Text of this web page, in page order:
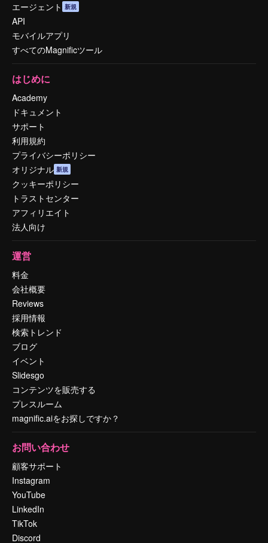
エージェント 新規
API
モバイルアプリ
すべてのMagnificツール
はじめに
Academy
ドキュメント
サポート
利用規約
プライバシーポリシー
オリジナル 新規
クッキーポリシー
トラストセンター
アフィリエイト
法人向け
運営
料金
会社概要
Reviews
採用情報
検索トレンド
ブログ
イベント
Slidesgo
コンテンツを販売する
プレスルーム
magnific.aiをお探しですか？
お問い合わせ
顧客サポート
Instagram
YouTube
LinkedIn
TikTok
Discord